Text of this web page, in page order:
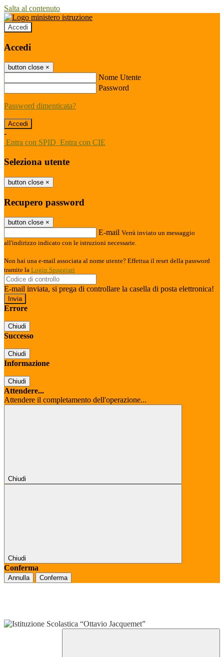
Salta al contenuto
Accedi
Accedi
button close ×
Nome Utente
Password
Password dimenticata?
-
Entra con SPID Entra con CIE
Seleziona utente
button close ×
Recupero password
button close ×
E-mail Verrà inviato un messaggio
all'indirizzo indicato con le istruzioni necessarie.
Non hai una e-mail associata al nome utente? Effettua il reset della password
tramite la Login Spaggiari
E-mail inviata, si prega di controllare la casella di posta elettronica!
Errore
Chiudi
Successo
Chiudi
Informazione
Chiudi
Attendere...
Attendere il completamento dell'operazione...
Chiudi
Chiudi
Conferma
Annulla Conferma